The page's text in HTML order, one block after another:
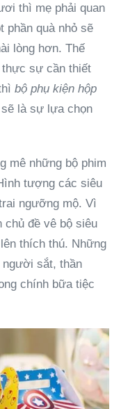
thì mẹ phải quan
phần quà nhỏ sẽ
lòng hơn. Thế
thực sự cần thiết
bộ phụ kiện hộp
là sự lựa chọn
mê những bộ phim
tượng các siêu
ngưỡng mộ. Vì
đề vê bộ siêu
thích thú. Những
sắt, thần
chính bữa tiệc